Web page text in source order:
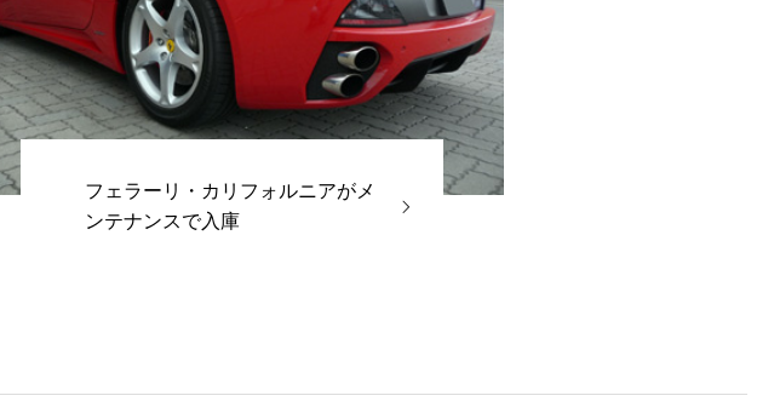
フェラーリ・カリフォルニアがメ
ンテナンスで入庫